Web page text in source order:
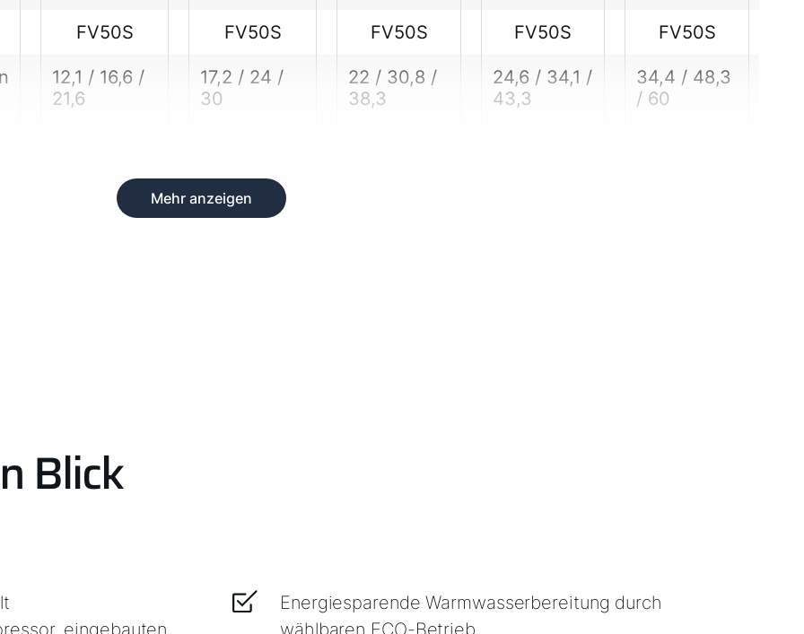
FV50S FV50S FV50S FV50S FV50S
12,1 / 16,6 /
21,6
17,2 / 24 /
30
22 / 30,8 /
38,3
24,6 / 34,1 /
43,3
34,4 / 48,3
/ 60
Mehr anzeigen
Blick
eingebauten
Energiesparende Warmwasserbereitung durch
wählbaren ECO-Betrieb